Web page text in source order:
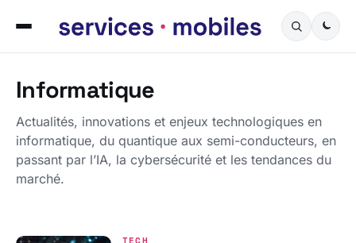
Informatique
Actualités, innovations et enjeux technologiques en
informatique, du quantique aux semi-conducteurs, en
passant par l’IA, la cybersécurité et les tendances du
marché.